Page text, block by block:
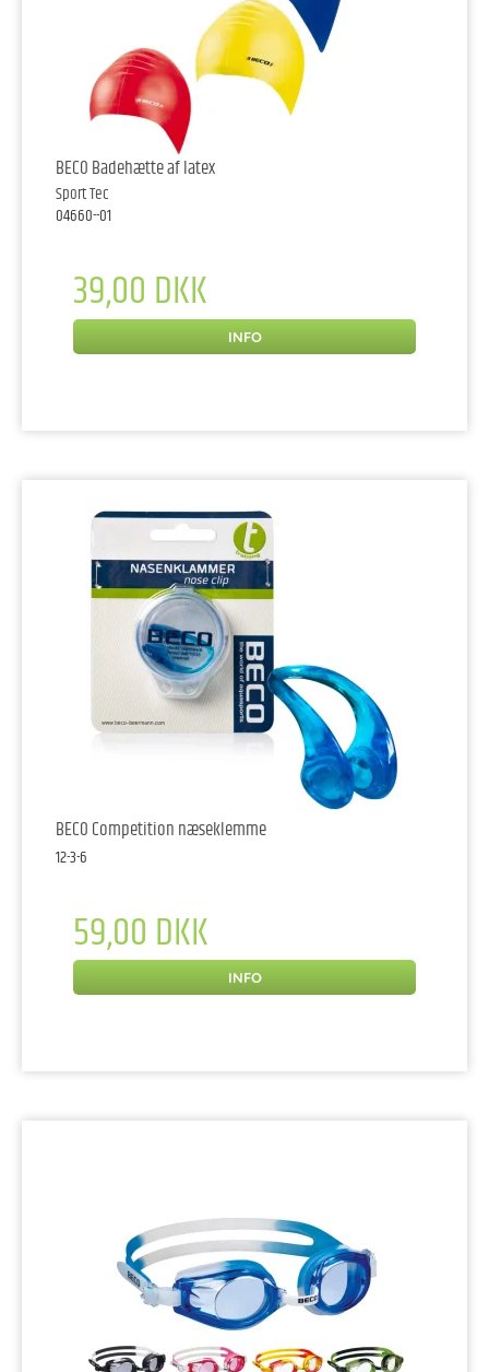
BECO Badehætte af latex
Sport Tec
04660--01
39,00 DKK
INFO
BECO Competition næseklemme
12-3-6
59,00 DKK
INFO